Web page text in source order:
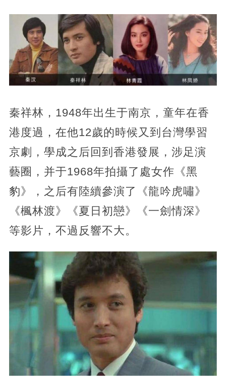
秦祥林，1948年出生于南京，童年在香
港度過，在他12歲的時候又到台灣學習
京劇，學成之后回到香港發展，涉足演
藝圈，并于1968年拍攝了處女作《黑
豹》，之后有陸續參演了《龍吟虎嘯》
《楓林渡》《夏日初戀》《一劍情深》
等影片，不過反響不大。